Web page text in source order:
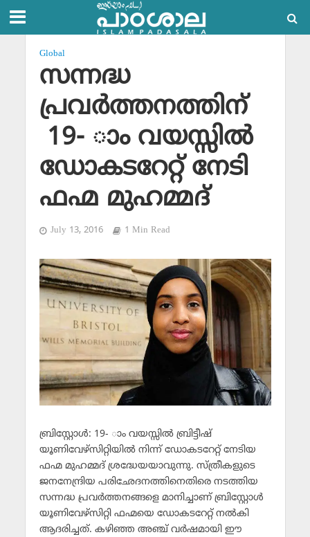
Global
സന്നദ്ധ
പ്രവര്‍ത്തനത്തിന്
19- ാം വയസ്സില്‍
ഡോകടറേറ്റ് നേടി
ഫഹ്മ മുഹമ്മദ്
July 13, 2016 1 Min Read
ബ്രിസ്റ്റോള്‍: 19- ാം വയസ്സില്‍ ബ്രിട്ടീഷ്
യൂണിവേഴ്‌സിറ്റിയില്‍ നിന്ന് ഡോകടറേറ്റ് നേടിയ
ഫഹ്മ മുഹമ്മദ് ശ്രദ്ധേയയാവുന്നു. സ്ത്രീകളുടെ
ജനനേന്ദ്രിയ പരിഛേദനത്തിനെതിരെ നടത്തിയ
സന്നദ്ധ പ്രവര്‍ത്തനങ്ങളെ മാനിച്ചാണ് ബ്രിസ്റ്റോള്‍
യൂണിവേഴ്‌സിറ്റി ഫഹ്മയെ ഡോകടറേറ്റ് നല്‍കി
ആദരിച്ചത്. കഴിഞ്ഞ അഞ്ച് വര്‍ഷമായി ഈ